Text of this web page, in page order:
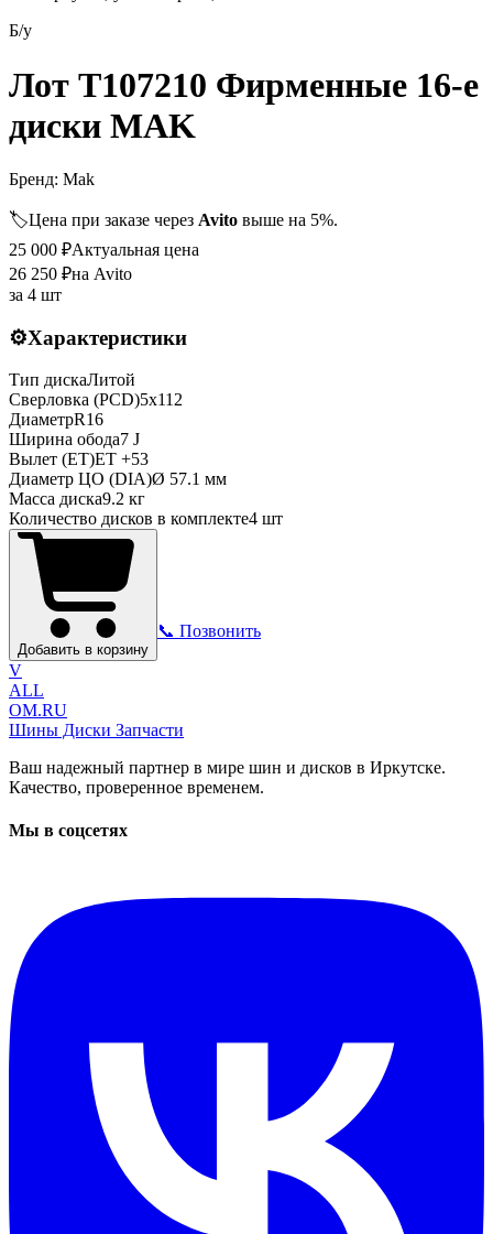
Б/у
Лот T107210 Фирменные 16-е
диски MAK
Бренд: Mak
🏷️Цена при заказе через Avito выше на 5%.
25 000 ₽Актуальная цена
26 250 ₽на Avito
за 4 шт
⚙️Характеристики
Тип дискаЛитой
Сверловка (PCD)5x112
ДиаметрR16
Ширина обода7 J
Вылет (ET)ET +53
Диаметр ЦО (DIA)Ø 57.1 мм
Масса диска9.2 кг
Количество дисков в комплекте4 шт
Добавить в корзину
📞 Позвонить
V
ALL
OM.RU
Шины Диски Запчасти
Ваш надежный партнер в мире шин и дисков в Иркутске.
Качество, проверенное временем.
Мы в соцсетях